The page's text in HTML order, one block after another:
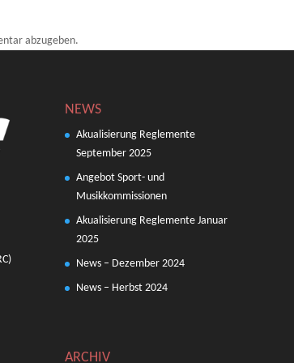
abzugeben.
NEWS
Akualisierung Reglemente
September 2025
Angebot Sport- und
Musikkommissionen
Akualisierung Reglemente Januar
2025
News – Dezember 2024
News – Herbst 2024
ARCHIV